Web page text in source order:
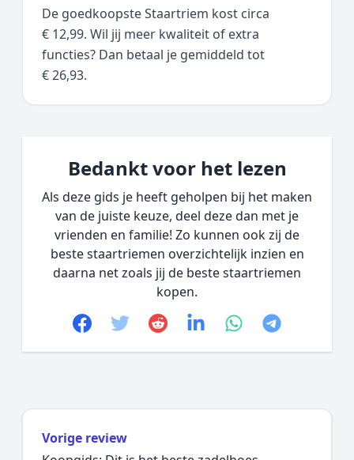
De goedkoopste Staartriem kost circa
€ 12,99. Wil jij meer kwaliteit of extra
functies? Dan betaal je gemiddeld tot
€ 26,93.
Bedankt voor het lezen
Als deze gids je heeft geholpen bij het maken
van de juiste keuze, deel deze dan met je
vrienden en familie! Zo kunnen ook zij de
beste staartriemen overzichtelijk inzien en
daarna net zoals jij de beste staartriemen
kopen.
Facebook
TwitterRedditlinkedinwhatsapp
telegram
Vorige review